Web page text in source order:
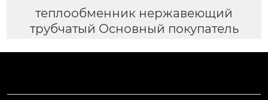
теплообменник нержавеющий
трубчатый Основный покупатель